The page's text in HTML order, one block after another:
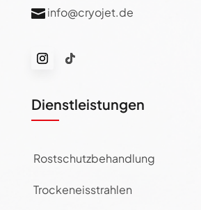
 info@cryojet.de
Dienstleistungen
Rostschutzbehandlung
Trockeneisstrahlen